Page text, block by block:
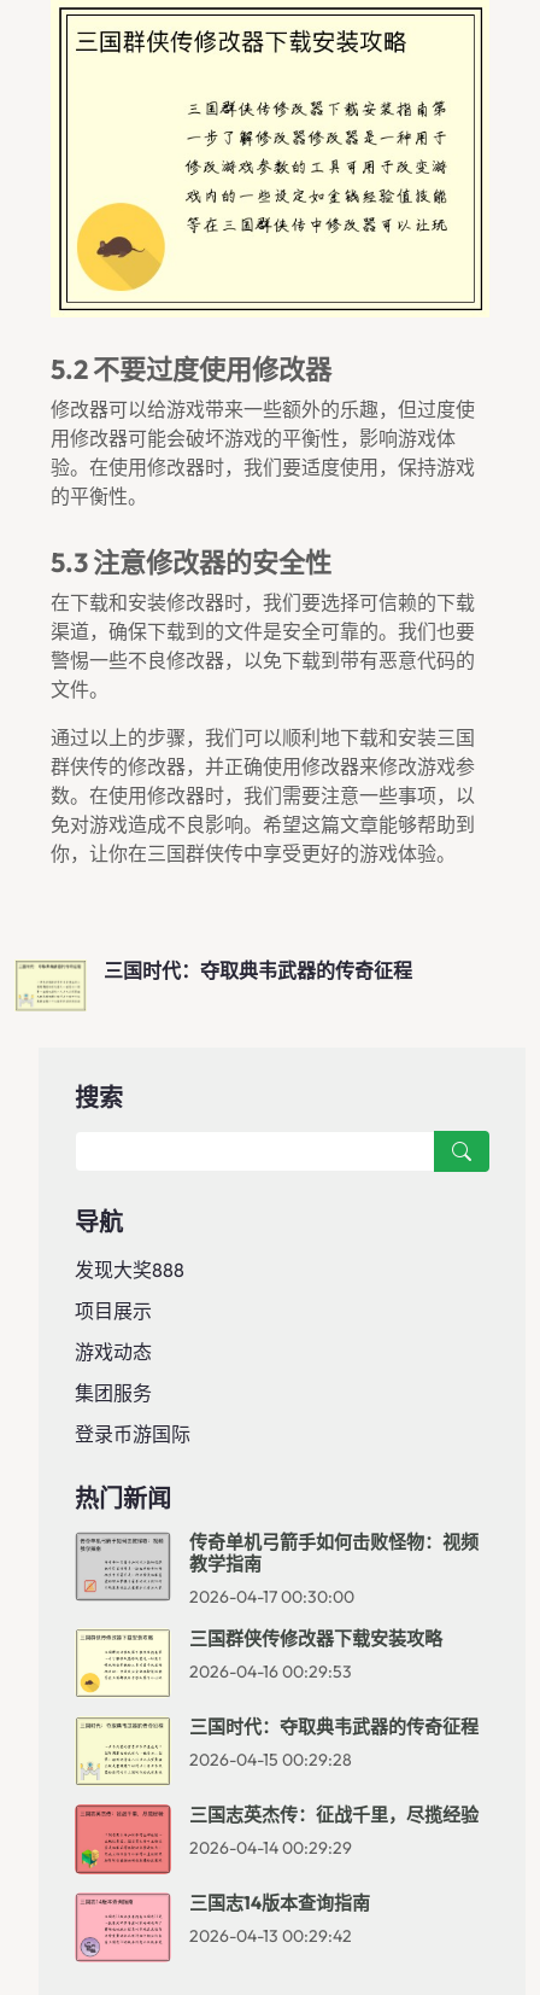
5.2 不要过度使用修改器
修改器可以给游戏带来一些额外的乐趣，但过度使
用修改器可能会破坏游戏的平衡性，影响游戏体
验。在使用修改器时，我们要适度使用，保持游戏
的平衡性。
5.3 注意修改器的安全性
在下载和安装修改器时，我们要选择可信赖的下载
渠道，确保下载到的文件是安全可靠的。我们也要
警惕一些不良修改器，以免下载到带有恶意代码的
文件。
通过以上的步骤，我们可以顺利地下载和安装三国
群侠传的修改器，并正确使用修改器来修改游戏参
数。在使用修改器时，我们需要注意一些事项，以
免对游戏造成不良影响。希望这篇文章能够帮助到
你，让你在三国群侠传中享受更好的游戏体验。
三国时代：夺取典韦武器的传奇征程
搜索
导航
发现大奖888
项目展示
游戏动态
集团服务
登录币游国际
热门新闻
传奇单机弓箭手如何击败怪物：视频
教学指南
2026-04-17 00:30:00
三国群侠传修改器下载安装攻略
2026-04-16 00:29:53
三国时代：夺取典韦武器的传奇征程
2026-04-15 00:29:28
三国志英杰传：征战千里，尽揽经验
2026-04-14 00:29:29
三国志14版本查询指南
2026-04-13 00:29:42